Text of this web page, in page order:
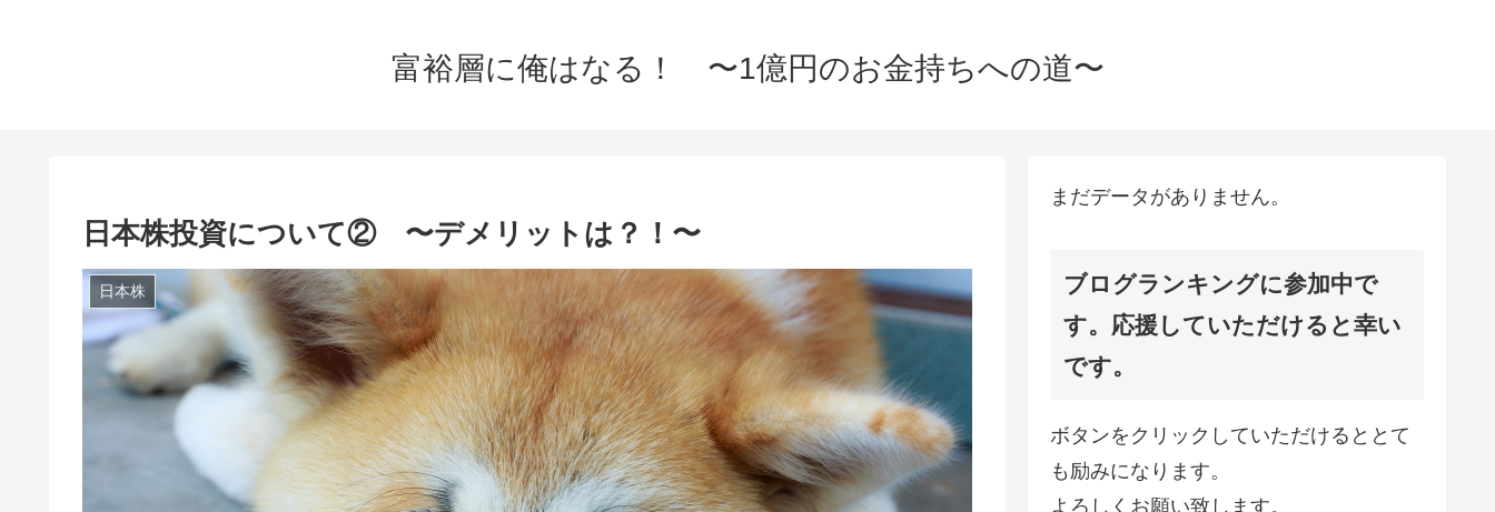
富裕層に俺はなる！ 〜1億円のお金持ちへの道〜
日本株投資について② 〜デメリットは？！〜
日本株
まだデータがありません。
ブログランキングに参加中で
す。応援していただけると幸い
です。
ボタンをクリックしていただけるととて
も励みになります。
よろしくお願い致します。